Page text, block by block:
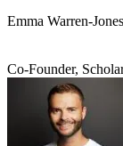
Emma Warren-Jones
Co-Founder,